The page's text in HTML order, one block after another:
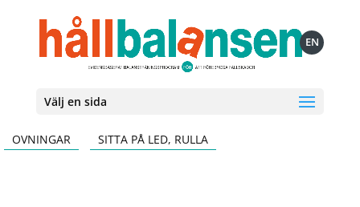
EN
Välj en sida
OVNINGAR SITTA PÅ LED, RULLA